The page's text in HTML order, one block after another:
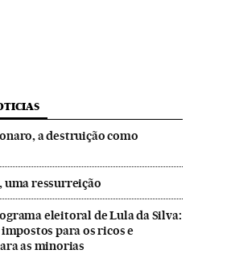
a destruição como
uma ressurreição
eleitoral de Lula da Silva:
para os ricos e
as minorias